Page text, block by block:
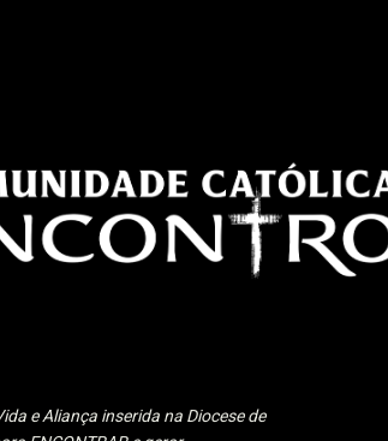
e Aliança inserida na Diocese de